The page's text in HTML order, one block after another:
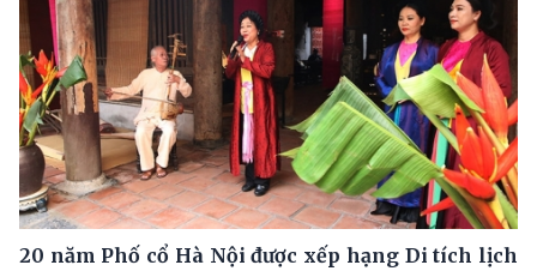
20 năm Phố cổ Hà Nội được xếp hạng Di tích lịch